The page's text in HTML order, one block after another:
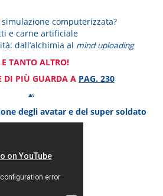
computerizzata?
e carne artificiale
dall’alchimia al mind uploading
TANTO ALTRO!
DI PIÙ GUARDA A PAG. 230
☙
degli avatar e del super soldato